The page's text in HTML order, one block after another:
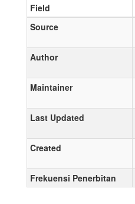
Field
Source
Author
Maintainer
Last Updated
Created
Frekuensi Penerbitan